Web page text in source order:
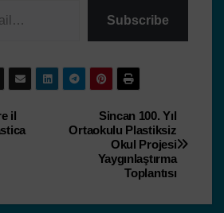
Subscribe
Sincan 100. Yıl
Ortaokulu Plastiksiz
Okul Projesi
Yaygınlaştırma
Toplantısı
il